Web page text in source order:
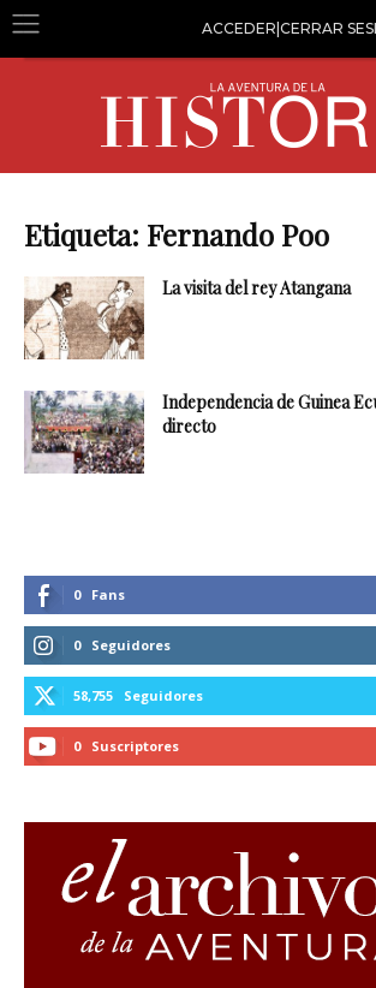
ACCEDER|CERRAR
Etiqueta: Fernando Poo
La visita del rey Atangana
Independencia de Guinea
directo
0 Fans
0 Seguidores
58,755 Seguidores
0 Suscriptores